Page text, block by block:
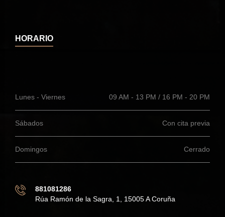
HORARIO
Lunes - Viernes 09 AM - 13 PM / 16 PM - 20 PM
Sábados Con cita previa
Domingos Cerrado
881081286
Rúa Ramón de la Sagra, 1, 15005 A Coruña